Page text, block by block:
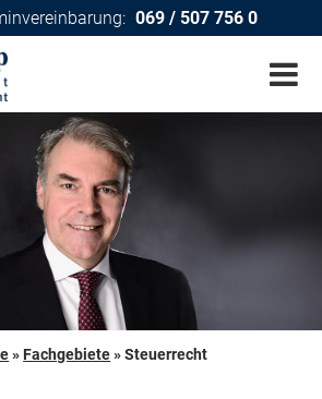
069 / 507 756 0
»Fachgebiete»Steuerrecht